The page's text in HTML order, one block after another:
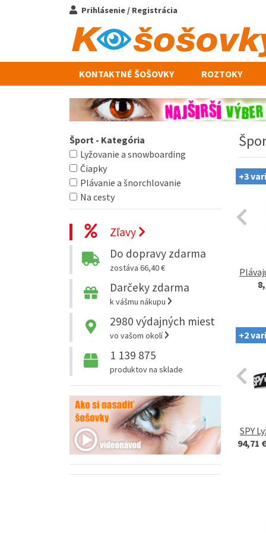
Prihlásenie / Registrácia
KONTAKTNÉ ŠOŠOVKY ROZTOKY
Šport - Kategória
Lyžovanie a snowboarding
Čiapky
Plávanie a šnorchlovanie
Na cesty
Zľavy
Do dopravy zdarma
zostáva 66,40 €
Darčeky zdarma
k vášmu nákupu
2980 výdajných miest
vo vašom okolí
1 139 875
produktov na sklade
+3
+2
SPY
94,71